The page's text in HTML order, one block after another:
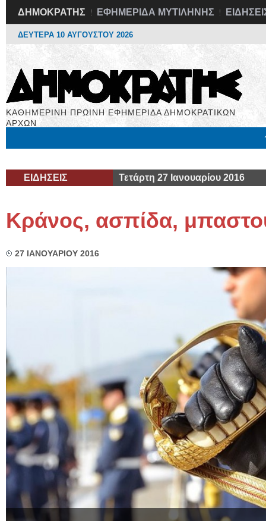
ΔΗΜΟΚΡΑΤΗΣ ΕΦΗΜΕΡΙΔΑ ΜΥΤΙΛΗΝΗΣ
ΔΕΥΤΕΡΑ 10 ΑΥΓΟΥΣΤΟΥ 2026
ΚΑΘΗΜΕΡΙΝΗ ΠΡΩΙΝΗ ΕΦΗΜΕΡΙΔΑ ΔΗΜΟΚΡΑΤΙΚΩΝ
ΑΡΧΩΝ
ΕΙΔΗΣΕΙΣ Τετάρτη 27 Ιανουαρίου 2016
Κράνος, ασπίδα,
27 ΙΑΝΟΥΑΡΙΟΥ 2016